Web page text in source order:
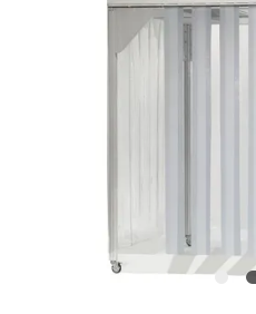
PRIVACIDADE